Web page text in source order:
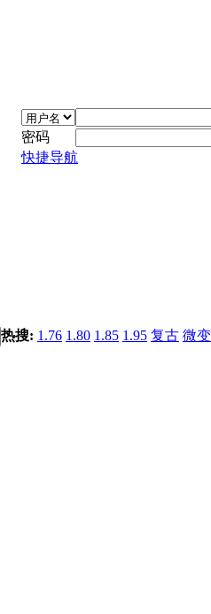
密码
快捷导航
热搜: 1.76 1.80 1.85 1.95 复古 微变